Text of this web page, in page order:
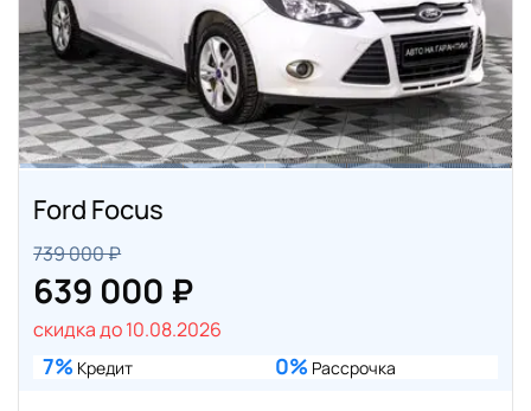
Ford Focus
739 000 ₽
639 000 ₽
скидка до 10.08.2026
7% Кредит 0% Рассрочка